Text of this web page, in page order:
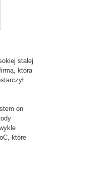
stałej
która
on
które